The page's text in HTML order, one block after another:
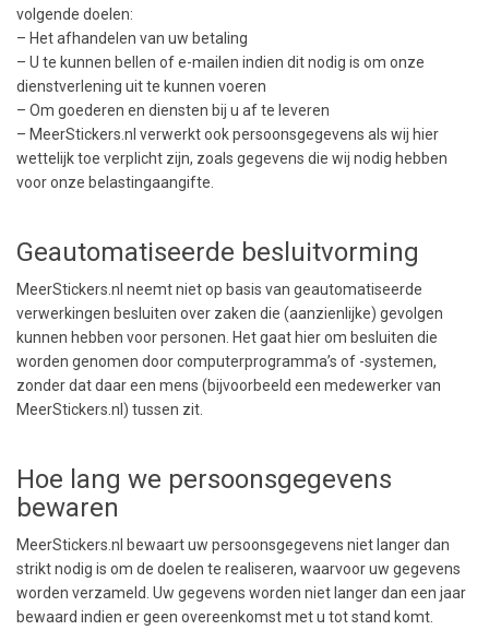
volgende doelen:
– Het afhandelen van uw betaling
– U te kunnen bellen of e-mailen indien dit nodig is om onze
dienstverlening uit te kunnen voeren
– Om goederen en diensten bij u af te leveren
– MeerStickers.nl verwerkt ook persoonsgegevens als wij hier
wettelijk toe verplicht zijn, zoals gegevens die wij nodig hebben
voor onze belastingaangifte.
Geautomatiseerde besluitvorming
MeerStickers.nl neemt niet op basis van geautomatiseerde
verwerkingen besluiten over zaken die (aanzienlijke) gevolgen
kunnen hebben voor personen. Het gaat hier om besluiten die
worden genomen door computerprogramma’s of -systemen,
zonder dat daar een mens (bijvoorbeeld een medewerker van
MeerStickers.nl) tussen zit.
Hoe lang we persoonsgegevens
bewaren
MeerStickers.nl bewaart uw persoonsgegevens niet langer dan
strikt nodig is om de doelen te realiseren, waarvoor uw gegevens
worden verzameld. Uw gegevens worden niet langer dan een jaar
bewaard indien er geen overeenkomst met u tot stand komt.